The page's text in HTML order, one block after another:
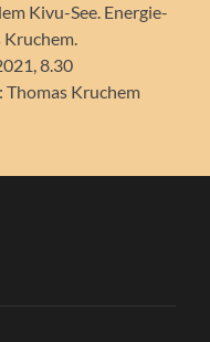
Kivu-See. Energie-
8.30
Thomas Kruchem